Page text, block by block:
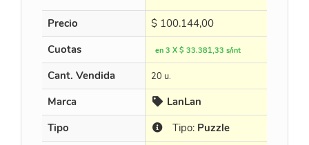
Precio $ 100.144,00
Cuotas
en 3 X $ 33.381,33 s/int
Cant. Vendida 20 u.
Marca LanLan
Tipo
Tipo: Puzzle